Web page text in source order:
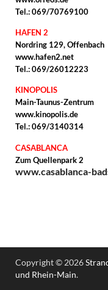
Tel.: 069/70769100
HAFEN 2
Nordring 129, Offenbach
www.hafen2.net
Tel.: 069/26012223
KINOPOLIS
Main-Taunus-Zentrum
www.kinopolis.de
Tel.: 069/3140314
CASABLANCA
Zum Quellenpark 2
www.casablanca-
Copyright © 2026
und Rhein-Main.